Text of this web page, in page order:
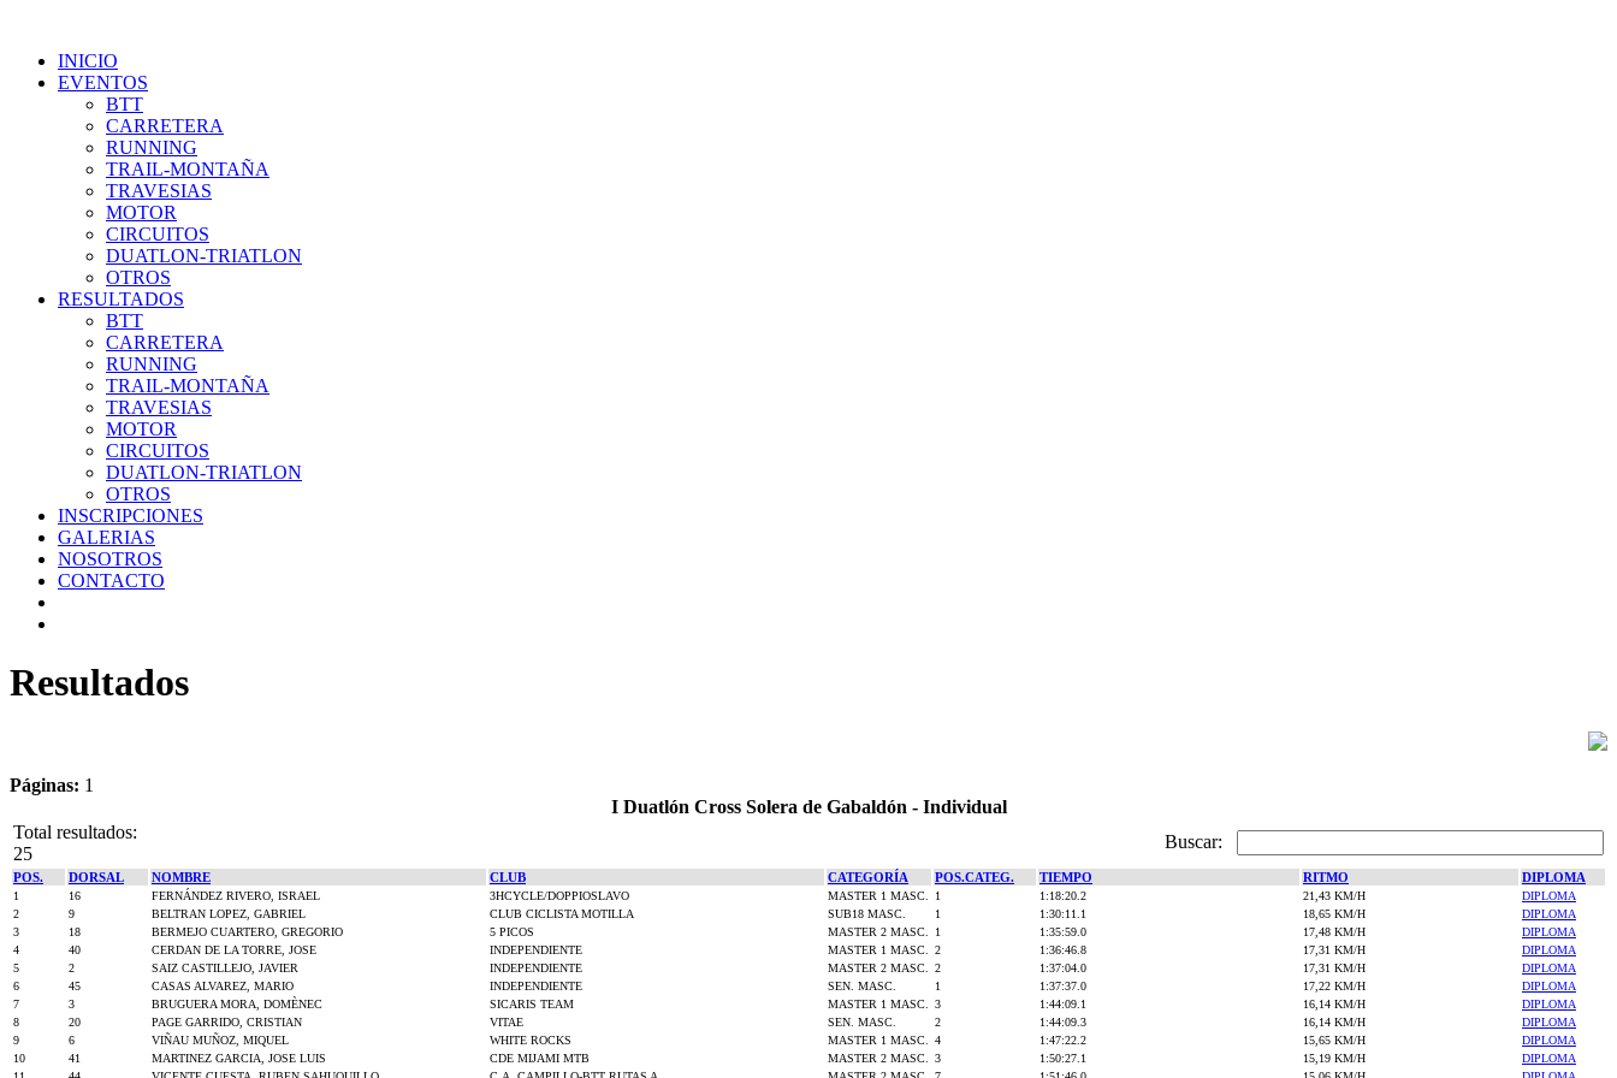
INICIO
EVENTOS
BTT
CARRETERA
RUNNING
TRAIL-MONTAÑA
TRAVESIAS
MOTOR
CIRCUITOS
DUATLON-TRIATLON
OTROS
RESULTADOS
BTT
CARRETERA
RUNNING
TRAIL-MONTAÑA
TRAVESIAS
MOTOR
CIRCUITOS
DUATLON-TRIATLON
OTROS
INSCRIPCIONES
GALERIAS
NOSOTROS
CONTACTO
Resultados
Páginas: 1
I Duatlón Cross Solera de Gabaldón - Individual
Total resultados:
25
Buscar:
POS. DORSAL NOMBRE CLUB CATEGORÍA POS.CATEG. TIEMPO RITMO DIPLOMA
1 16 FERNÁNDEZ RIVERO, ISRAEL 3HCYCLE/DOPPIOSLAVO MASTER 1 MASC. 1 1:18:20.2 21,43 KM/H
DIPLOMA
2
9 BELTRAN LOPEZ, GABRIEL CLUB CICLISTA MOTILLA SUB18 MASC. 1 1:30:11.1 18,65 KM/H
DIPLOMA
3
18 BERMEJO CUARTERO, GREGORIO 5 PICOS MASTER 2 MASC. 1 1:35:59.0 17,48 KM/H
DIPLOMA
4
40 CERDAN DE LA TORRE, JOSE INDEPENDIENTE MASTER 1 MASC. 2 1:36:46.8 17,31 KM/H
DIPLOMA
5
2 SAIZ CASTILLEJO, JAVIER INDEPENDIENTE MASTER 2 MASC. 2 1:37:04.0 17,31 KM/H
DIPLOMA
6
45 CASAS ALVAREZ, MARIO INDEPENDIENTE SEN. MASC. 1 1:37:37.0 17,22 KM/H
DIPLOMA
7
3 BRUGUERA MORA, DOMÈNEC SICARIS TEAM MASTER 1 MASC. 3 1:44:09.1 16,14 KM/H
DIPLOMA
8
20 PAGE GARRIDO, CRISTIAN VITAE SEN. MASC. 2 1:44:09.3 16,14 KM/H
DIPLOMA
9
6 VIÑAU MUÑOZ, MIQUEL WHITE ROCKS MASTER 1 MASC. 4 1:47:22.2 15,65 KM/H
DIPLOMA
10
41 MARTINEZ GARCIA, JOSE LUIS CDE MIJAMI MTB MASTER 2 MASC. 3 1:50:27.1 15,19 KM/H
DIPLOMA